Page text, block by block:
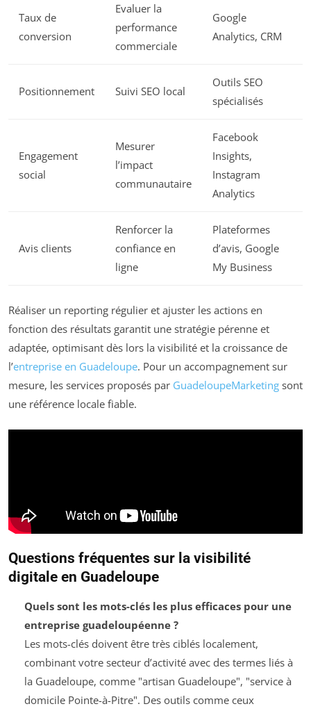
Taux de
conversion
Evaluer la
performance
commerciale
Google
Analytics, CRM
Positionnement Suivi SEO local
Outils SEO
spécialisés
Engagement
social
Mesurer
l’impact
communautaire
Facebook
Insights,
Instagram
Analytics
Avis clients
Renforcer la
confiance en
ligne
Plateformes
d’avis, Google
My Business
Réaliser un reporting régulier et ajuster les actions en
fonction des résultats garantit une stratégie pérenne et
adaptée, optimisant dès lors la visibilité et la croissance de
l’entreprise en Guadeloupe. Pour un accompagnement sur
mesure, les services proposés par GuadeloupeMarketing sont
une référence locale fiable.
Questions fréquentes sur la visibilité
digitale en Guadeloupe
Quels sont les mots-clés les plus efficaces pour une
entreprise guadeloupéenne ?
Les mots-clés doivent être très ciblés localement,
combinant votre secteur d’activité avec des termes liés à
la Guadeloupe, comme "artisan Guadeloupe", "service à
domicile Pointe-à-Pitre". Des outils comme ceux